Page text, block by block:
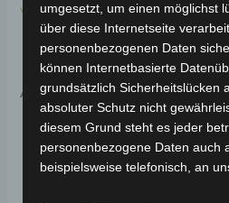
VSM.
Ähnliche Produkte
umgesetzt, um einen möglichst
über diese Internetseite
personenbezogenen Daten
können Internetbasierte
grundsätzlich Sicherheitslücken
absoluter Schutz nicht
diesem Grund steht es jeder
personenbezogene Daten auch
beispielsweise telefonisch, an